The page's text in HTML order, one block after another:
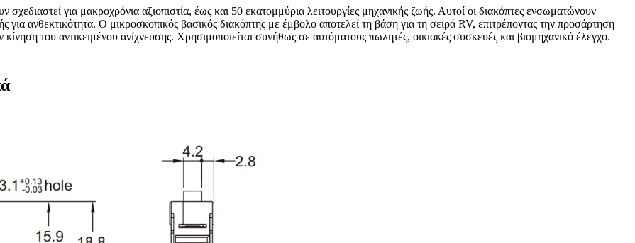
σχεδιαστεί για μακροχρόνια αξιοπιστία, έως και 50 εκατομμύρια λειτουργίες μηχανικής ζωής. Αυτοί οι διακόπτες ενσωματώνουν
ανθεκτικότητα. Ο μικροσκοπικός βασικός διακόπτης με έμβολο αποτελεί τη βάση για τη σειρά RV, επιτρέποντας την προσάρτηση
του αντικειμένου ανίχνευσης. Χρησιμοποιείται συνήθως σε αυτόματους πωλητές, οικιακές συσκευές και βιομηχανικό έλεγχο.